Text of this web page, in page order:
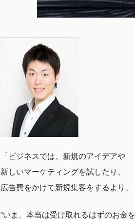
「ビジネスでは、新規のアイデアや
新しいマーケティングを試したり、
広告費をかけて新規集客をするより、
“いま、本当は受け取れるはずのお金を